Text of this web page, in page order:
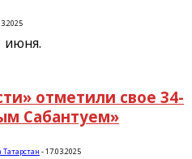
июня.
отметили свое 34-
Сабантуем»
Татарстан -17.03.2025